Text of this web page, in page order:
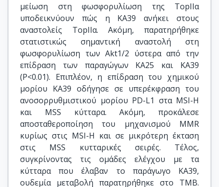
μείωση στη φωσφορυλίωση της TopIIα
υποδεικνύουν πώς η ΚΑ39 ανήκει στους
αναστολείς TopIIα. Ακόμη, παρατηρήθηκε
στατιστικώς σημαντική αναστολή στη
φωσφορυλίωση των Akt1/2 ύστερα από την
επίδραση των παραγώγων ΚΑ25 και ΚΑ39
(P<0.01). Επιπλέον, η επίδραση του χημικού
μορίου ΚΑ39 οδήγησε σε υπερέκφραση του
ανοσορρυθμιστικού μορίου PD-L1 στα MSI-H
και MSS κύτταρα. Ακόμη, προκάλεσε
αποσταθεροποίηση του μηχανισμού MMR
κυρίως στις MSI-H και σε μικρότερη έκταση
στις MSS κυτταρικές σειρές. Τέλος,
συγκρίνοντας τις ομάδες ελέγχου με τα
κύτταρα που έλαβαν το παράγωγο ΚΑ39,
ουδεμία μεταβολή παρατηρήθηκε στο TMB.